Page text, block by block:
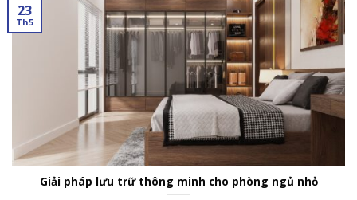
Giải pháp lưu trữ thông minh cho phòng ngủ nhỏ
23
Th5